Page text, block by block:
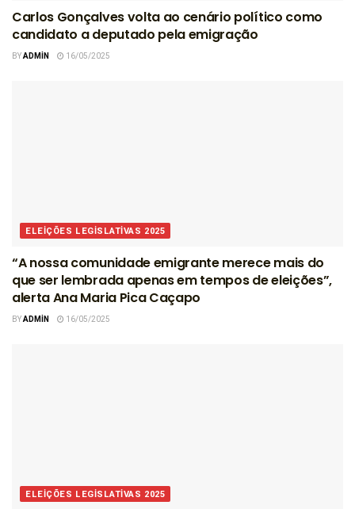
Carlos Gonçalves volta ao cenário político como
candidato a deputado pela emigração
BYADMIN 16/05/2025
ELEIÇÕES LEGISLATIVAS 2025
“A nossa comunidade emigrante merece mais do
que ser lembrada apenas em tempos de eleições”,
alerta Ana Maria Pica Caçapo
BYADMIN 16/05/2025
ELEIÇÕES LEGISLATIVAS 2025